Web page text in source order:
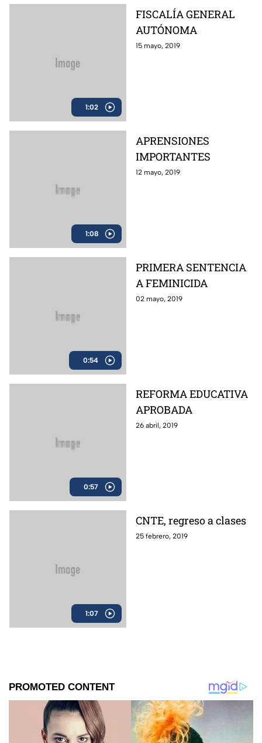
1:02
FISCALÍA GENERAL
AUTÓNOMA
15 mayo, 2019
1:08
APRENSIONES
IMPORTANTES
12 mayo, 2019
0:54
PRIMERA SENTENCIA
A FEMINICIDA
02 mayo, 2019
0:57
REFORMA EDUCATIVA
APROBADA
26 abril, 2019
1:07
CNTE, regreso a clases
25 febrero, 2019